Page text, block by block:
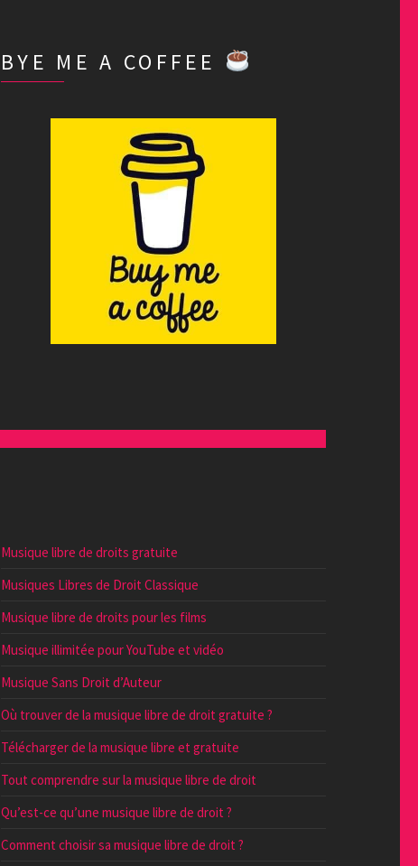
BYE ME A COFFEE
Musique libre de droits gratuite
Musiques Libres de Droit Classique
Musique libre de droits pour les films
Musique illimitée pour YouTube et vidéo
Musique Sans Droit d’Auteur
Où trouver de la musique libre de droit gratuite ?
Télécharger de la musique libre et gratuite
Tout comprendre sur la musique libre de droit
Qu’est-ce qu’une musique libre de droit ?
Comment choisir sa musique libre de droit ?